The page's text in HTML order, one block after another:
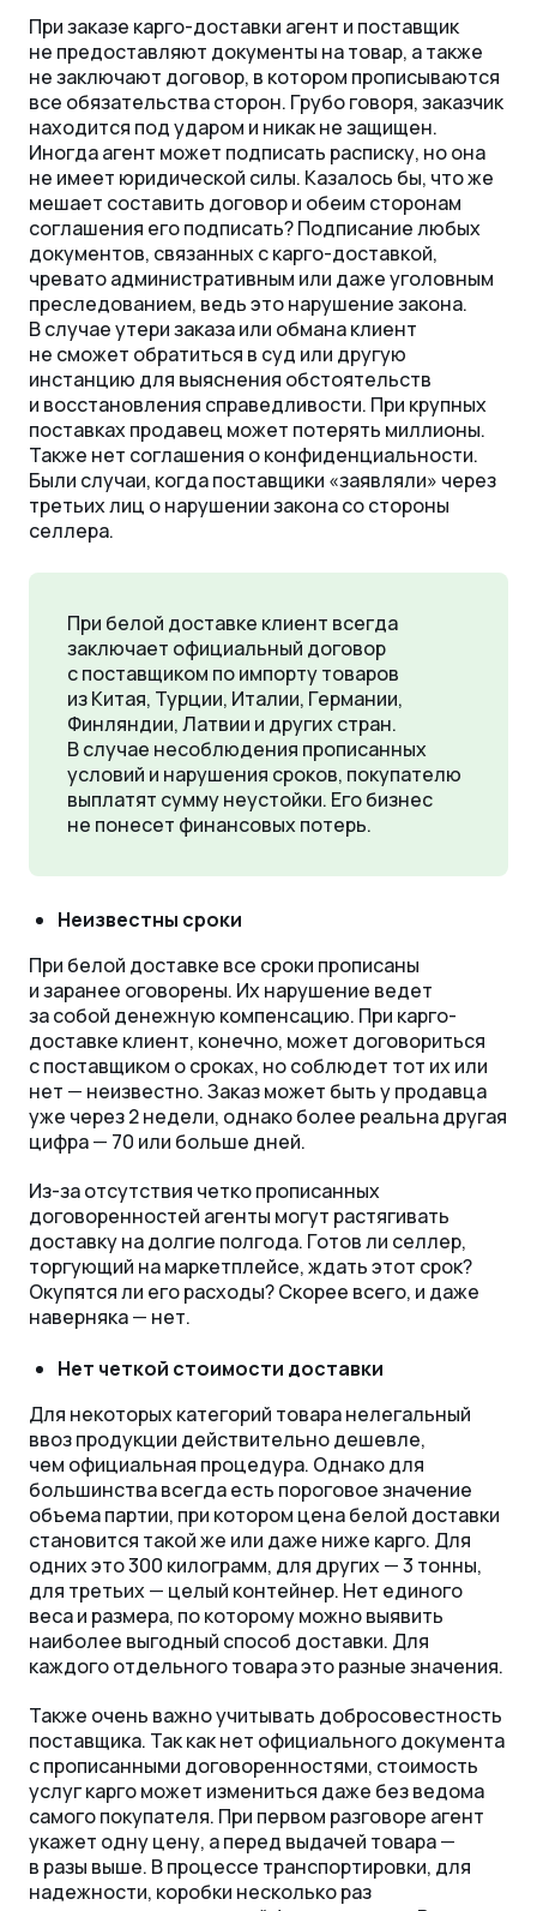
При заказе карго-доставки агент и поставщик
не предоставляют документы на товар, а также
не заключают договор, в котором прописываются
все обязательства сторон. Грубо говоря, заказчик
находится под ударом и никак не защищен.
Иногда агент может подписать расписку, но она
не имеет юридической силы. Казалось бы, что же
мешает составить договор и обеим сторонам
соглашения его подписать? Подписание любых
документов, связанных с карго-доставкой,
чревато административным или даже уголовным
преследованием, ведь это нарушение закона.
В случае утери заказа или обмана клиент
не сможет обратиться в суд или другую
инстанцию для выяснения обстоятельств
и восстановления справедливости. При крупных
поставках продавец может потерять миллионы.
Также нет соглашения о конфиденциальности.
Были случаи, когда поставщики «заявляли» через
третьих лиц о нарушении закона со стороны
селлера.
При белой доставке клиент всегда
заключает официальный договор
с поставщиком по импорту товаров
из Китая, Турции, Италии, Германии,
Финляндии, Латвии и других стран.
В случае несоблюдения прописанных
условий и нарушения сроков, покупателю
выплатят сумму неустойки. Его бизнес
не понесет финансовых потерь.
Неизвестны сроки
При белой доставке все сроки прописаны
и заранее оговорены. Их нарушение ведет
за собой денежную компенсацию. При карго-
доставке клиент, конечно, может договориться
с поставщиком о сроках, но соблюдет тот их или
нет — неизвестно. Заказ может быть у продавца
уже через 2 недели, однако более реальна другая
цифра— 70 или больше дней.
Из-за отсутствия четко прописанных
договоренностей агенты могут растягивать
доставку на долгие полгода. Готов ли селлер,
торгующий на маркетплейсе, ждать этот срок?
Окупятся ли его расходы? Скорее всего, и даже
наверняка— нет.
Нет четкой стоимости доставки
Для некоторых категорий товара нелегальный
ввоз продукции действительно дешевле,
чем официальная процедура. Однако для
большинства всегда есть пороговое значение
объема партии, при котором цена белой доставки
становится такой же или даже ниже карго. Для
одних это 300 килограмм, для других—3 тонны,
для третьих— целый контейнер. Нет единого
веса и размера, по которому можно выявить
наиболее выгодный способ доставки. Для
каждого отдельного товара это разные значения.
Также очень важно учитывать добросовестность
поставщика. Так как нет официального документа
с прописанными договоренностями, стоимость
услуг карго может измениться даже без ведома
самого покупателя. При первом разговоре агент
укажет одну цену, а перед выдачей товара—
в разы выше. В процессе транспортировки, для
надежности, коробки несколько раз